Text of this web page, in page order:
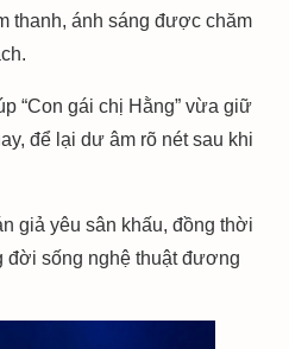
thanh, ánh sáng được chăm
“Con gái chị Hằng” vừa giữ
để lại dư âm rõ nét sau khi
giả yêu sân khấu, đồng thời
đời sống nghệ thuật đương